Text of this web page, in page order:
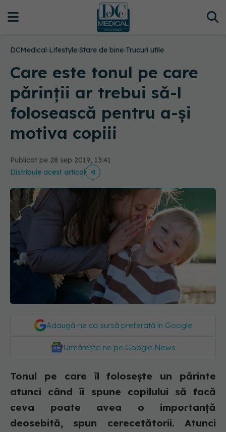
DCMedical›Lifestyle›Stare de bine›Trucuri utile
Care este tonul pe care
părinții ar trebui să-l
folosească pentru a-și
motiva copiii
Publicat pe 28 sep 2019, 13:41
Distribuie acest articol
Adaugă-ne ca sursă preferată în Google
Urmărește-ne pe Google News
Tonul pe care îl folosește un părinte
atunci când îi spune copilului să facă
ceva poate avea o importanță
deosebită, spun cerecetătorii. Atunci